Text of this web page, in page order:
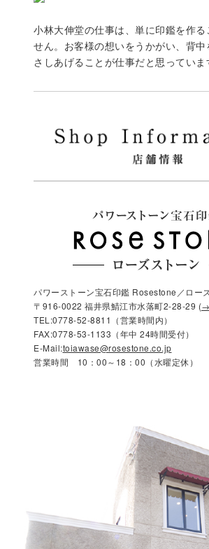
小林大伸堂の仕事は、単に印鑑を作る
せん。お客様の想いをうかがい、背
さしあげることが仕事だと思っていま
パワーストーン宝石印鑑 Rosestone／ロー
〒916-0022 福井県鯖江市水落町2-28-29 (→
TEL:0778-52-8811（営業時間内）
FAX:0778-53-1133（年中 24時間受付）
E-Mail:toiawase@rosestone.co.jp
営業時間 10：00～18：00（水曜定休）